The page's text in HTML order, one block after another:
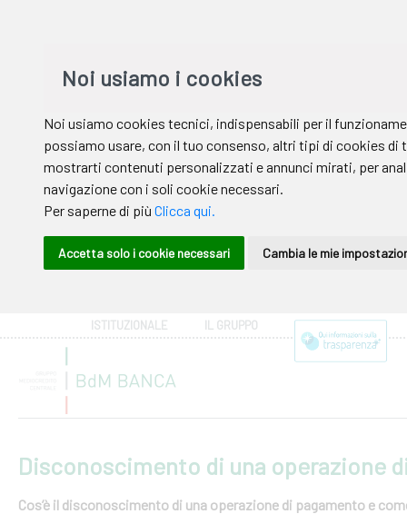
ISTITUZIONALE IL GRUPPO
Disconoscimento di una operazione
Cos’è il disconoscimento di una operazione di pagamento e